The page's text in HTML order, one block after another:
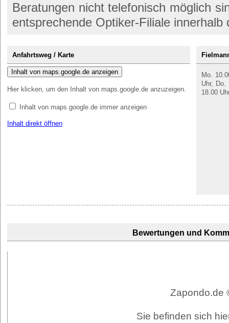
Beratungen nicht telefonisch möglich
entsprechende Optiker-Filiale innerhalb
Anfahrtsweg / Karte
Inhalt von maps.google.de anzeigen
Hier klicken, um den Inhalt von maps.google.de anzuzeigen.
Inhalt von maps.google.de immer anzeigen
Inhalt direkt öffnen
Mo.
Uhr, Do.
18.00
Bewertungen und
Zapondo.de
Sie befinden sich